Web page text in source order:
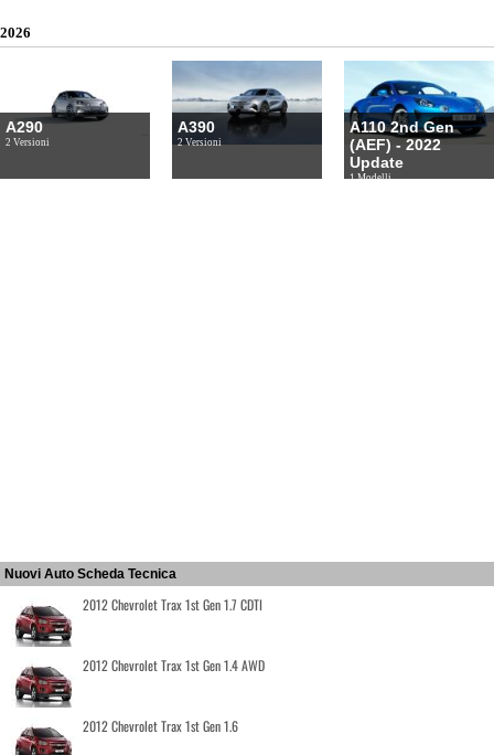
2026
A290
2 Versioni
A390
2 Versioni
A110 2nd Gen
(AEF) - 2022
Update
1 Modelli
Nuovi Auto Scheda Tecnica
2012 Chevrolet Trax 1st Gen 1.7 CDTI
2012 Chevrolet Trax 1st Gen 1.4 AWD
2012 Chevrolet Trax 1st Gen 1.6